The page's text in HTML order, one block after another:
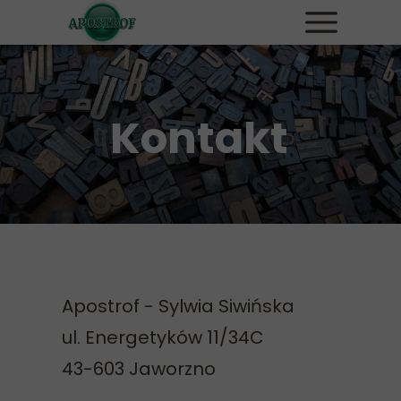
Kontakt
Apostrof - Sylwia Siwińska
ul. Energetyków 11/34C
43-603 Jaworzno